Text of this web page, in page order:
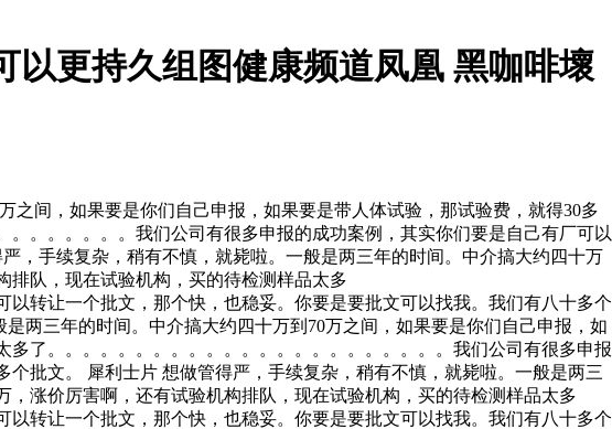
更持久组图健康频道凤凰 黑咖啡壞
间，如果要是你们自己申报，如果要是带人体试验，那试验费，就得30多
。。。。。。我们公司有很多申报的成功案例，其实你们要是自己有厂可以
，手续复杂，稍有不慎，就毙啦。一般是两三年的时间。中介搞大约四十万
排队，现在试验机构，买的待检测样品太多
转让一个批文，那个快，也稳妥。你要是要批文可以找我。我们有八十多个
两三年的时间。中介搞大约四十万到70万之间，如果要是你们自己申报，如
了。。。。。。。。。。。。。。。。。。。。。。。我们公司有很多申报
批文。 犀利士片 想做管得严，手续复杂，稍有不慎，就毙啦。一般是两三
涨价厉害啊，还有试验机构排队，现在试验机构，买的待检测样品太多
转让一个批文，那个快，也稳妥。你要是要批文可以找我。我们有八十多个